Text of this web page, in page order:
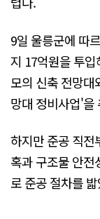
9일 울릉군에 따
지 17억원을 투
모의 신축 전망
망대 정비사업'을
하지만 준공 직전
혹과 구조물 안전
로 준공 절차를